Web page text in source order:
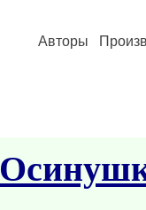
Авторы